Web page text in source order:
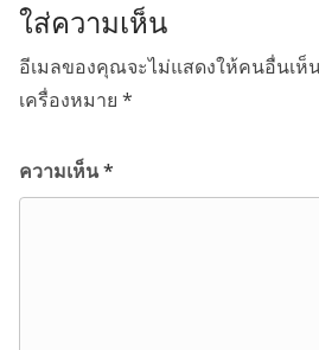
ใส่ความเห็น
อีเมลของคุณจะไม่แสดงให้คนอื่นเห็
เครื่องหมาย *
ความเห็น*